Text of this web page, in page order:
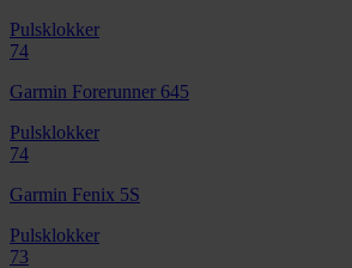
Pulsklokker
74
Garmin Forerunner 645
Pulsklokker
74
Garmin Fenix 5S
Pulsklokker
73